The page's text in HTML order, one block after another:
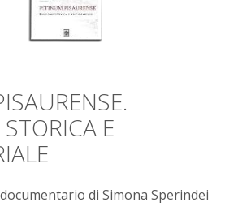
E
di Simona Sperindei